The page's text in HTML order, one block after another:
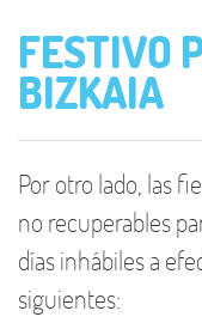
FESTIVO
BIZKAIA
Por otro lado, las
no recuperables
días inhábiles a
siguientes: